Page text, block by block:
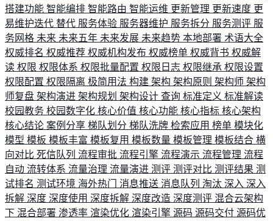
搭建功能 智能编排 智能路由 智能运维 更新管理 更新速度 更
易维护迭代 替代 服务体验 服务器维护 服务拆分 服务测评 服
务网格 未来 未来五年 未来发展 未来趋势 本地部署 术语大全
权威排名 权威推荐 权威机构发布 权威榜单 权威背书 权威解
读 权限 权限体系 权限批量配置 权限日志 权限继承 权限设置
权限配置 权限隔离 极简用法 构建 架构 架构原则 架构师 架构
师复盘 架构演进 架构规划 架构设计 查询 标准定义 标准解读
校园教务 校园数字化 核心价值 核心功能 核心指标 核心架构
核心结论 案例分享 梯队划分 梯队洗牌 检索应用 榜单 模块化
模型 模板 模板丰富 模板复用 模板数量 模板管理 模板结合 横
向对比 死信队列 流程审批 流程引擎 流程演示 流程管理 流程
自动 流转体系 流量治理 流量演进 测评 测评对比 测评结果 测
试排名 测试环境 海外热门 消息推送 消息队列 淘汰 深入 深入
拆解 深度 深度使用 深度拆解 深度改造 深度测评 混合云架构
下 混合部署 渗透率 渲染优化 渲染引擎 源码 源码交付 源码优